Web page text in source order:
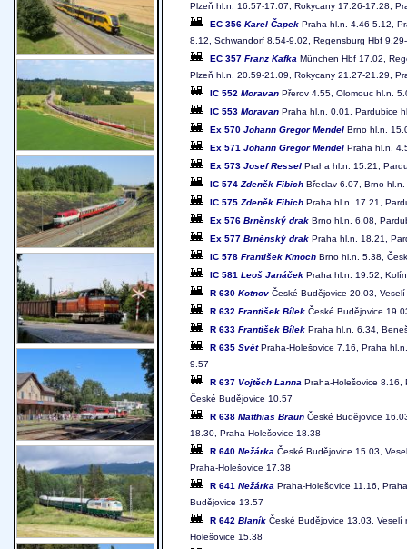
Plzeň hl.n. 16.57-17.07, Rokycany 17.26-17.28,
EC 356 Karel Čapek Praha hl.n. 4.46-5.12,
8.12, Schwandorf 8.54-9.02, Regensburg Hbf
EC 357 Franz Kafka München Hbf 17.02,
Plzeň hl.n. 20.59-21.09, Rokycany 21.27-21.29,
IC 552 Moravan Přerov 4.55, Olomouc hl.n.
IC 553 Moravan Praha hl.n. 0.01, Pardubice
Ex 570 Johann Gregor Mendel Brno hl.n.
Ex 571 Johann Gregor Mendel Praha hl.n.
Ex 573 Josef Ressel Praha hl.n. 15.21,
IC 574 Zdeněk Fibich Břeclav 6.07, Brno
IC 575 Zdeněk Fibich Praha hl.n. 17.21,
Ex 576 Brněnský drak Brno hl.n. 6.08,
Ex 577 Brněnský drak Praha hl.n. 18.21,
IC 578 František Kmoch Brno hl.n. 5.38,
IC 581 Leoš Janáček Praha hl.n. 19.52,
R 630 Kotnov České Budějovice 20.03,
R 632 František Bílek České Budějovice
R 633 František Bílek Praha hl.n. 6.34,
R 635 SvětPraha-Holešovice 7.16, Praha
9.57
R 637 Vojtěch Lanna Praha-Holešovice
České Budějovice 10.57
R 638 Matthias Braun České Budějovice
18.30, Praha-Holešovice 18.38
R 640 Nežárka České Budějovice 15.03,
Praha-Holešovice 17.38
R 641 Nežárka Praha-Holešovice 11.16,
Budějovice 13.57
R 642 Blaník České Budějovice 13.03,
Holešovice 15.38